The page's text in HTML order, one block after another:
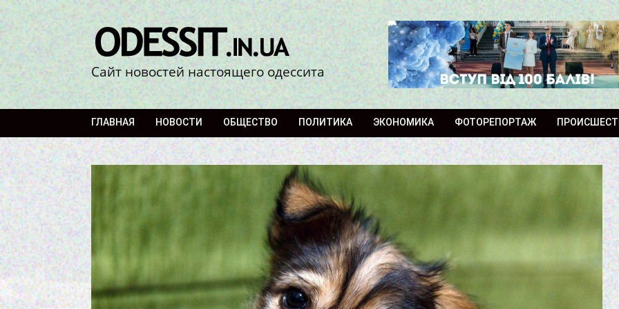
Сайт новостей настоящего одессита
ГЛАВНАЯ НОВОСТИ ОБЩЕСТВО ПОЛИТИКА ЭКОНОМИКА ФОТОРЕПОРТАЖ